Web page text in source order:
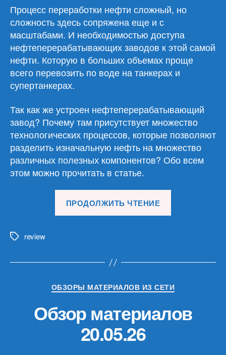
Процесс переработки нефти сложный, но
сложность здесь сопряжена еще и с
масштабами. И необходимостью доступа
нефтеперерабатывающих заводов к этой самой
нефти. Которую в больших объемах проще
всего перевозить по воде на танкерах и
супертанкерах.
Так как же устроен нефтеперерабатывающий
завод? Почему там присутствует множество
технологических процессов, которые позволяют
разделить изначальную нефть на множество
различных полезных компонентов? Обо всем
этом можно прочитать в статье.
ПРОДОЛЖИТЬ ЧТЕНИЕ
Меткиreview
Рубрики
ОБЗОРЫ МАТЕРИАЛОВ ИЗ СЕТИ
Обзор материалов
20.05.26